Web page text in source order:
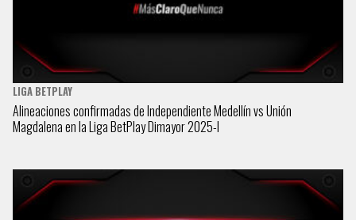
LIGA BETPLAY
Alineaciones confirmadas de Independiente Medellín vs Unión
Magdalena en la Liga BetPlay Dimayor 2025-I